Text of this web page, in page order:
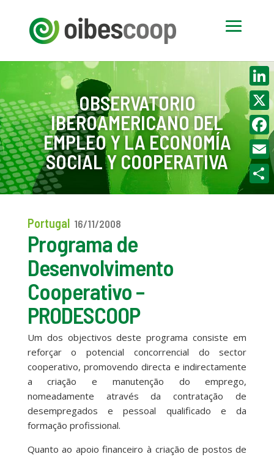
OBSERVATORIO
IBEROAMERICANO DEL
EMPLEO Y LA ECONOMÍA
SOCIAL Y COOPERATIVA
Portugal 16/11/2008
Programa de
Desenvolvimento
Cooperativo –
PRODESCOOP
Um dos objectivos deste programa consiste em
reforçar o potencial concorrencial do sector
cooperativo, promovendo directa e indirectamente
a criação e manutenção do emprego,
nomeadamente através da contratação de
desempregados e pessoal qualificado e da
formação profissional.
Quanto ao apoio financeiro à criação de postos de
X
Email